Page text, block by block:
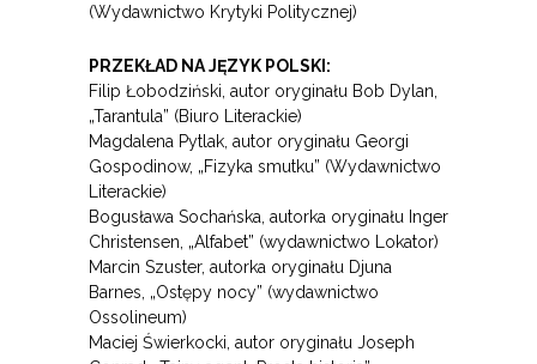
(Wydawnictwo Krytyki Politycznej)
PRZEKŁAD NA JĘZYK POLSKI:
Filip Łobodziński, autor oryginału Bob Dylan,
„Tarantula” (Biuro Literackie)
Magdalena Pytlak, autor oryginału Georgi
Gospodinow, „Fizyka smutku” (Wydawnictwo
Literackie)
Bogusława Sochańska, autorka oryginału Inger
Christensen, „Alfabet” (wydawnictwo Lokator)
Marcin Szuster, autorka oryginału Djuna
Barnes, „Ostępy nocy” (wydawnictwo
Ossolineum)
Maciej Świerkocki, autor oryginału Joseph